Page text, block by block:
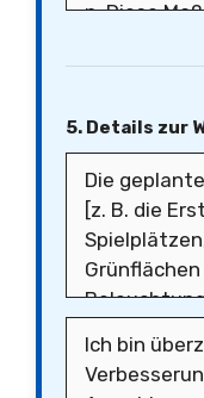
5. Details zur